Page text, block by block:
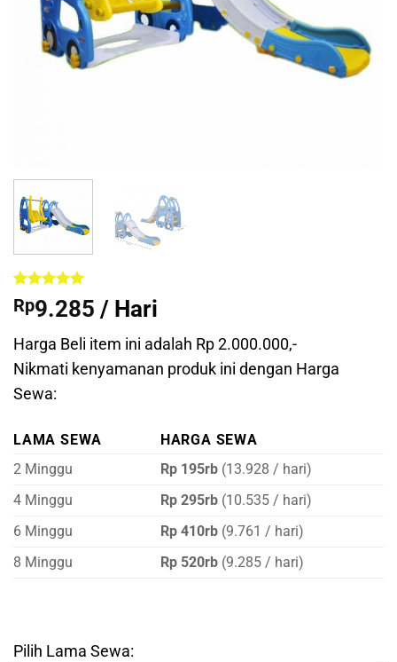
Peringkat5
dari 5
1
penilaian
pelanggan
Rp9.285 / Hari
Harga Beli item ini adalah Rp 2.000.000,-
Nikmati kenyamanan produk ini dengan Harga
Sewa:
LAMA SEWA
HARGA SEWA
2 Minggu
Rp 195rb(13.928 / hari)
4 Minggu
Rp 295rb(10.535 / hari)
6 Minggu
Rp 410rb(9.761 / hari)
8 Minggu
Rp 520rb(9.285 / hari)
Pilih Lama Sewa: